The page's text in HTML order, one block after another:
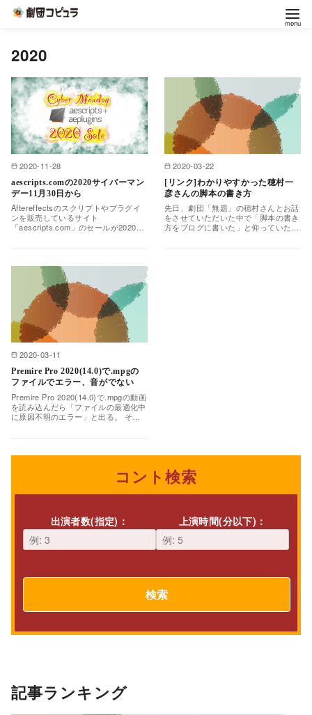
2020
2020-11-28
aescripts.comの2020サイバーマン
デー11月30日から
Aftereffectsのスクリプトやプラグイ
ンを販売しているサイト
「aescripts.com」のセールが2020年
2020-03-22
[リンク]わかりやすかった穂村一
彦さんの脚本の書き方
先日、劇団「無題」の穂村さんとお話
をさせていただいた中で「脚本の書き
方をブログに書いた」と仰っていたの
2020-03-11
Premire Pro 2020(14.0)で.mpgの
ファイルでエラー、音がでない
Premire Pro 2020(14.0)で.mpgの動画
を読み込んだら「ファイルの最適化中
に原因不明のエラー」と出る。 そし
コント検索
出演者数(指定)： 上演時間(分以下)：
検索
記事ランキング